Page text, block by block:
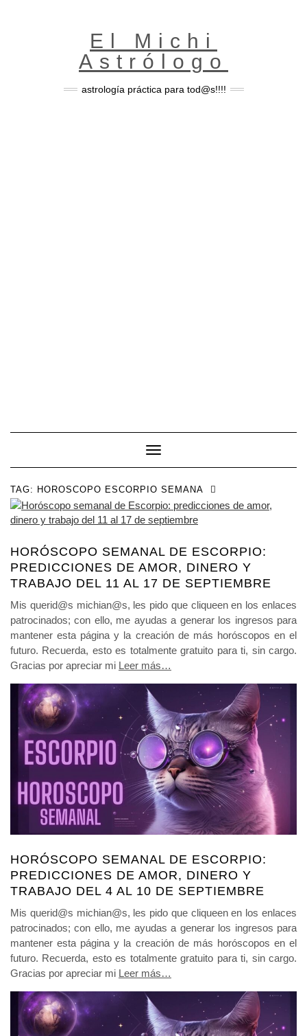
El Michi
Astrólogo
astrología práctica para tod@s!!!!
Toggle Navigation
TAG: HOROSCOPO ESCORPIO SEMANA
HORÓSCOPO SEMANAL DE ESCORPIO:
PREDICCIONES DE AMOR, DINERO Y
TRABAJO DEL 11 AL 17 DE SEPTIEMBRE
Mis querid@s michian@s, les pido que cliqueen en los enlaces
patrocinados; con ello, me ayudas a generar los ingresos para
mantener esta página y la creación de más horóscopos en el
futuro. Recuerda, esto es totalmente gratuito para ti, sin cargo.
Gracias por apreciar mi Leer más…
HORÓSCOPO SEMANAL DE ESCORPIO:
PREDICCIONES DE AMOR, DINERO Y
TRABAJO DEL 4 AL 10 DE SEPTIEMBRE
Mis querid@s michian@s, les pido que cliqueen en los enlaces
patrocinados; con ello, me ayudas a generar los ingresos para
mantener esta página y la creación de más horóscopos en el
futuro. Recuerda, esto es totalmente gratuito para ti, sin cargo.
Gracias por apreciar mi Leer más…